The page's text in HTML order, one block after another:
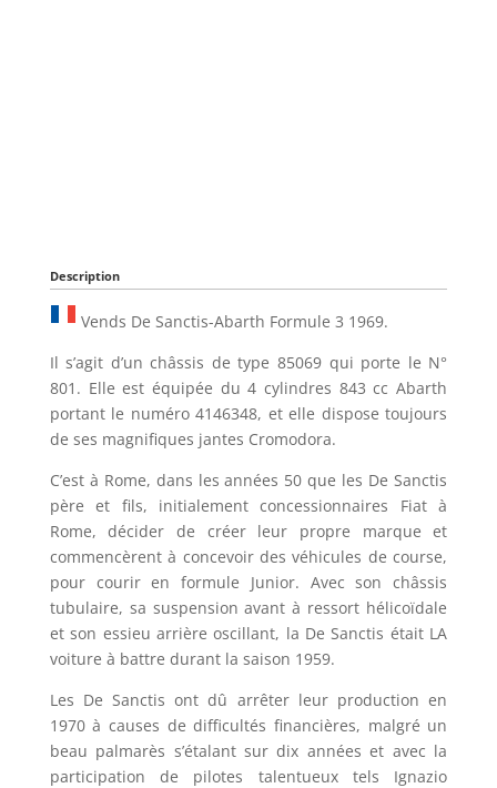
Description
Vends De Sanctis-Abarth Formule 3 1969.
Il s’agit d’un châssis de type 85069 qui porte le N°
801. Elle est équipée du 4 cylindres 843 cc Abarth
portant le numéro 4146348, et elle dispose toujours
de ses magnifiques jantes Cromodora.
C’est à Rome, dans les années 50 que les De Sanctis
père et fils, initialement concessionnaires Fiat à
Rome, décider de créer leur propre marque et
commencèrent à concevoir des véhicules de course,
pour courir en formule Junior. Avec son châssis
tubulaire, sa suspension avant à ressort hélicoïdale
et son essieu arrière oscillant, la De Sanctis était LA
voiture à battre durant la saison 1959.
Les De Sanctis ont dû arrêter leur production en
1970 à causes de difficultés financières, malgré un
beau palmarès s’étalant sur dix années et avec la
participation de pilotes talentueux tels Ignazio